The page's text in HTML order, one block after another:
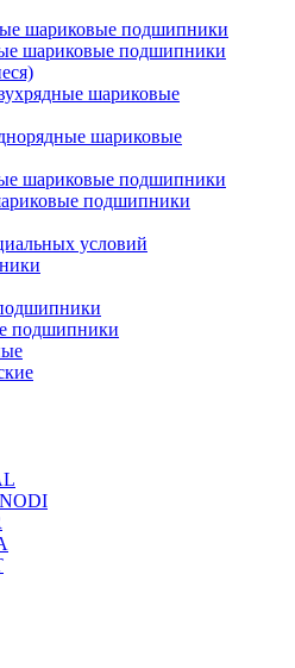
шариковые подшипники
шариковые подшипники
шариковые
шариковые
шариковые подшипники
подшипники
условий
подшипники